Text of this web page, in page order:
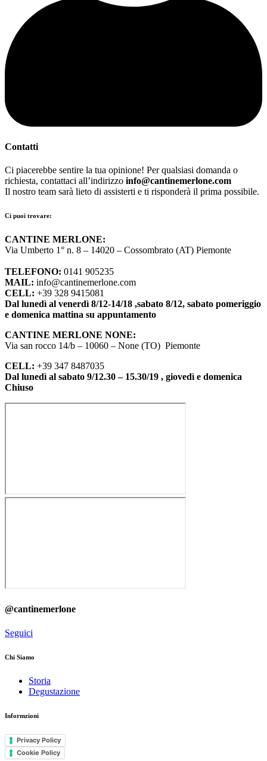
Contatti
Ci piacerebbe sentire la tua opinione! Per qualsiasi domanda o
richiesta, contattaci all’indirizzo info@cantinemerlone.com
Il nostro team sarà lieto di assisterti e ti risponderà il prima possibile.
Ci puoi trovare:
CANTINE MERLONE:
Via Umberto 1° n. 8 – 14020 – Cossombrato (AT) Piemonte
TELEFONO: 0141 905235
MAIL: info@cantinemerlone.com
CELL: +39 328 9415081
Dal lunedì al venerdì 8/12-14/18 ,sabato 8/12, sabato pomeriggio
e domenica mattina su appuntamento
CANTINE MERLONE NONE:
Via san rocco 14/b – 10060 – None (TO) Piemonte
CELL: +39 347 8487035
Dal lunedì al sabato 9/12.30 – 15.30/19 , giovedì e domenica
Chiuso
@cantinemerlone
Seguici
Chi Siamo
Storia
Degustazione
Informzioni
Privacy Policy
Cookie Policy